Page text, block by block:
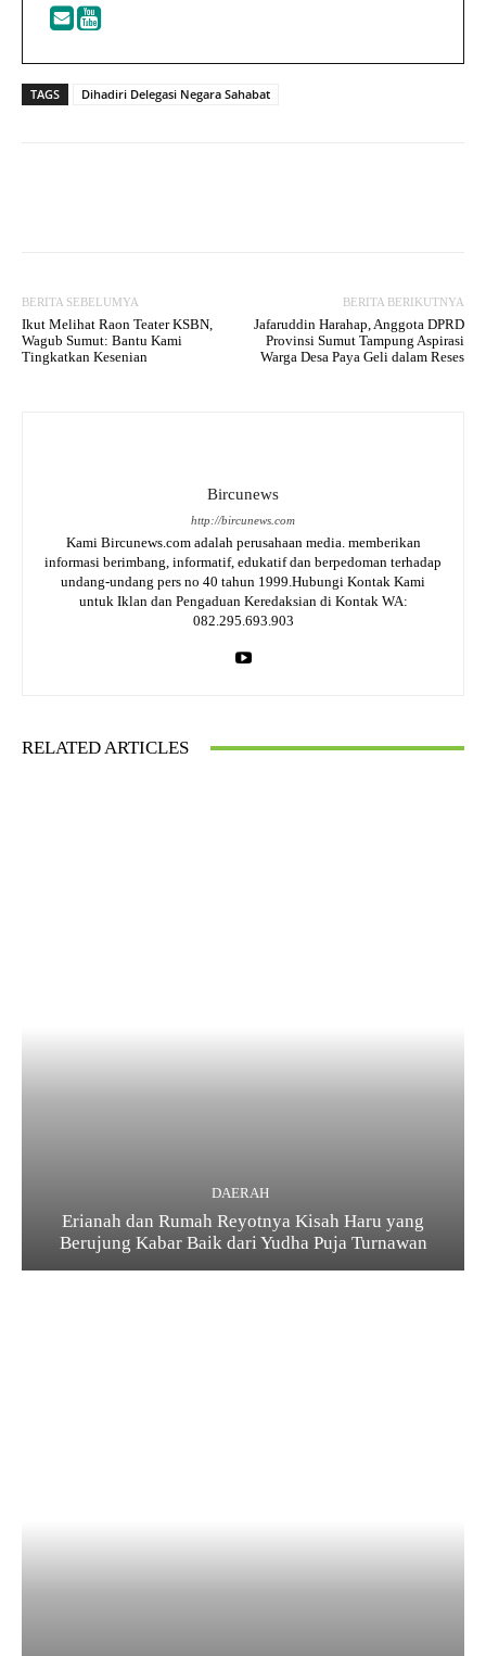
TAGS Dihadiri Delegasi Negara Sahabat
BERITA SEBELUMYA
Ikut Melihat Raon Teater KSBN,
Wagub Sumut: Bantu Kami
Tingkatkan Kesenian
BERITA BERIKUTNYA
Jafaruddin Harahap, Anggota DPRD
Provinsi Sumut Tampung Aspirasi
Warga Desa Paya Geli dalam Reses
Bircunews
http://bircunews.com
Kami Bircunews.com adalah perusahaan media. memberikan
informasi berimbang, informatif, edukatif dan berpedoman terhadap
undang-undang pers no 40 tahun 1999.Hubungi Kontak Kami
untuk Iklan dan Pengaduan Keredaksian di Kontak WA:
082.295.693.903
RELATED ARTICLES
DAERAH
Erianah dan Rumah Reyotnya Kisah Haru yang
Berujung Kabar Baik dari Yudha Puja Turnawan